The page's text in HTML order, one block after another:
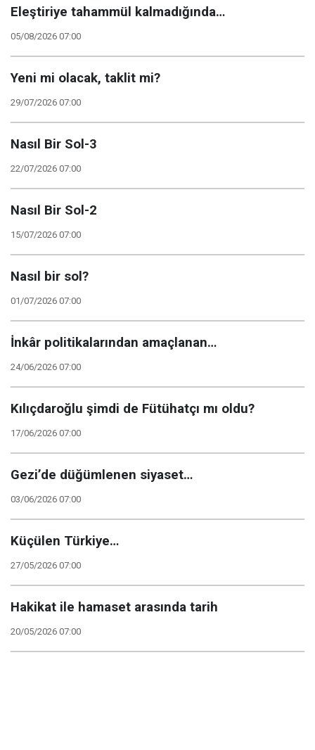
Eleştiriye tahammül kalmadığında…
05/08/2026 07:00
Yeni mi olacak, taklit mi?
29/07/2026 07:00
Nasıl Bir Sol-3
22/07/2026 07:00
Nasıl Bir Sol-2
15/07/2026 07:00
Nasıl bir sol?
01/07/2026 07:00
İnkâr politikalarından amaçlanan…
24/06/2026 07:00
Kılıçdaroğlu şimdi de Fütühatçı mı oldu?
17/06/2026 07:00
Gezi’de düğümlenen siyaset…
03/06/2026 07:00
Küçülen Türkiye…
27/05/2026 07:00
Hakikat ile hamaset arasında tarih
20/05/2026 07:00